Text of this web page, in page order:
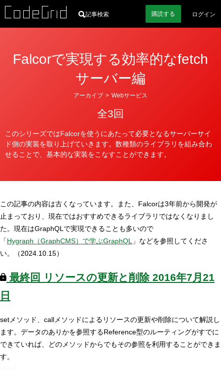
記事検索 購読する ログイン
Falcorで実現する効率的なfetch
サーバー編
ー
アーカイブ > Webサービス
全3回
このシリーズではFalcorを使うにあたって必要となるサーバーサイ
ド側の実装を取り上げていきます。数種類のライブラリを組み合わ
せることで、基本的な実装をこなすことができます。
この記事の内容は古くなっています。また、Falcorは3年前から開発が
止まっており、現在ではおすすめできるライブラリではなくなりまし
た。現在はGraphQLで実現できることも多いので
「Hygraph（GraphCMS）で学ぶGraphQL
」などを参照してくださ
い。（2024.10.15）
最終回 リソースの更新と削除 2016年7月21
日
setメソッド、callメソッドによるリソースの更新や削除について解説し
ます。データのありかを参照するReference型のルーティングがすでに
できていれば、どのメソッドからでもその参照を利用することができま
す。